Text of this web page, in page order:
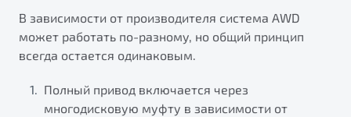
В зависимости от производителя система AWD
может работать по-разному, но общий принцип
всегда остается одинаковым.
Полный привод включается через
многодисковую муфту в зависимости от